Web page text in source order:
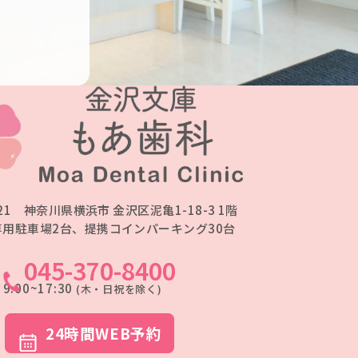
神奈川県横浜市 金沢区泥亀1-18-3 1階
駐車場2台、提携コインパーキング30台
045-370-8400
9:00~17:30 (木・日祝を除く)
24時間WEB予約